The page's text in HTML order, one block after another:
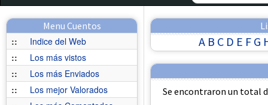
Menu Cuentos
::
Indice del Web
::
Los más vistos
::
Los más Enviados
::
Los mejor Valorados
A B C D E F G
Se encontraron un total